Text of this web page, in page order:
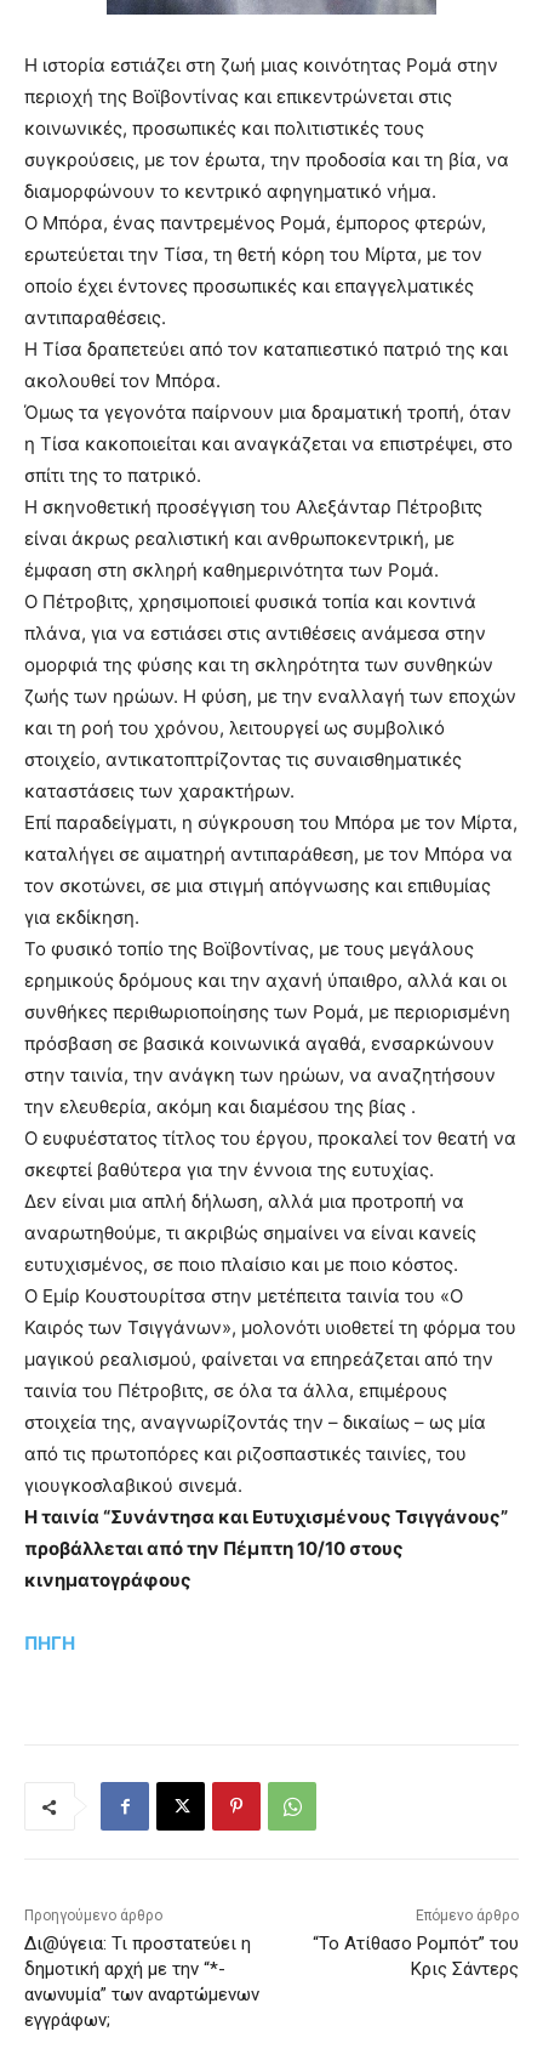
Η ιστορία εστιάζει στη ζωή μιας κοινότητας Ρομά στην
περιοχή της Βοϊβοντίνας και επικεντρώνεται στις
κοινωνικές, προσωπικές και πολιτιστικές τους
συγκρούσεις, με τον έρωτα, την προδοσία και τη βία, να
διαμορφώνουν το κεντρικό αφηγηματικό νήμα.
Ο Μπόρα, ένας παντρεμένος Ρομά, έμπορος φτερών,
ερωτεύεται την Τίσα, τη θετή κόρη του Μίρτα, με τον
οποίο έχει έντονες προσωπικές και επαγγελματικές
αντιπαραθέσεις.
Η Τίσα δραπετεύει από τον καταπιεστικό πατριό της και
ακολουθεί τον Μπόρα.
Όμως τα γεγονότα παίρνουν μια δραματική τροπή, όταν
η Τίσα κακοποιείται και αναγκάζεται να επιστρέψει, στο
σπίτι της το πατρικό.
Η σκηνοθετική προσέγγιση του Αλεξάνταρ Πέτροβιτς
είναι άκρως ρεαλιστική και ανθρωποκεντρική, με
έμφαση στη σκληρή καθημερινότητα των Ρομά.
Ο Πέτροβιτς, χρησιμοποιεί φυσικά τοπία και κοντινά
πλάνα, για να εστιάσει στις αντιθέσεις ανάμεσα στην
ομορφιά της φύσης και τη σκληρότητα των συνθηκών
ζωής των ηρώων. Η φύση, με την εναλλαγή των εποχών
και τη ροή του χρόνου, λειτουργεί ως συμβολικό
στοιχείο, αντικατοπτρίζοντας τις συναισθηματικές
καταστάσεις των χαρακτήρων.
Επί παραδείγματι, η σύγκρουση του Μπόρα με τον Μίρτα,
καταλήγει σε αιματηρή αντιπαράθεση, με τον Μπόρα να
τον σκοτώνει, σε μια στιγμή απόγνωσης και επιθυμίας
για εκδίκηση.
Το φυσικό τοπίο της Βοϊβοντίνας, με τους μεγάλους
ερημικούς δρόμους και την αχανή ύπαιθρο, αλλά και οι
συνθήκες περιθωριοποίησης των Ρομά, με περιορισμένη
πρόσβαση σε βασικά κοινωνικά αγαθά, ενσαρκώνουν
στην ταινία, την ανάγκη των ηρώων, να αναζητήσουν
την ελευθερία, ακόμη και διαμέσου της βίας .
Ο ευφυέστατος τίτλος του έργου, προκαλεί τον θεατή να
σκεφτεί βαθύτερα για την έννοια της ευτυχίας.
Δεν είναι μια απλή δήλωση, αλλά μια προτροπή να
αναρωτηθούμε, τι ακριβώς σημαίνει να είναι κανείς
ευτυχισμένος, σε ποιο πλαίσιο και με ποιο κόστος.
Ο Εμίρ Κουστουρίτσα στην μετέπειτα ταινία του «Ο
Καιρός των Τσιγγάνων», μολονότι υιοθετεί τη φόρμα του
μαγικού ρεαλισμού, φαίνεται να επηρεάζεται από την
ταινία του Πέτροβιτς, σε όλα τα άλλα, επιμέρους
στοιχεία της, αναγνωρίζοντάς την – δικαίως – ως μία
από τις πρωτοπόρες και ριζοσπαστικές ταινίες, του
γιουγκοσλαβικού σινεμά.
Η ταινία “Συνάντησα και Ευτυχισμένους Τσιγγάνους”
προβάλλεται από την Πέμπτη 10/10 στους
κινηματογράφους
ΠΗΓΗ
Προηγούμενο άρθρο
Δι@ύγεια: Τι προστατεύει η
δημοτική αρχή με την “*-
ανωνυμία” των αναρτώμενων
εγγράφων;
Επόμενο άρθρο
“Το Ατίθασο Ρομπότ” του
Κρις Σάντερς